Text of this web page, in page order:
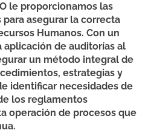
le proporcionamos las
asegurar la correcta
Humanos. Con un
de auditorías al
un método integral de
estrategias y
identificar necesidades de
los reglamentos
operación de procesos que